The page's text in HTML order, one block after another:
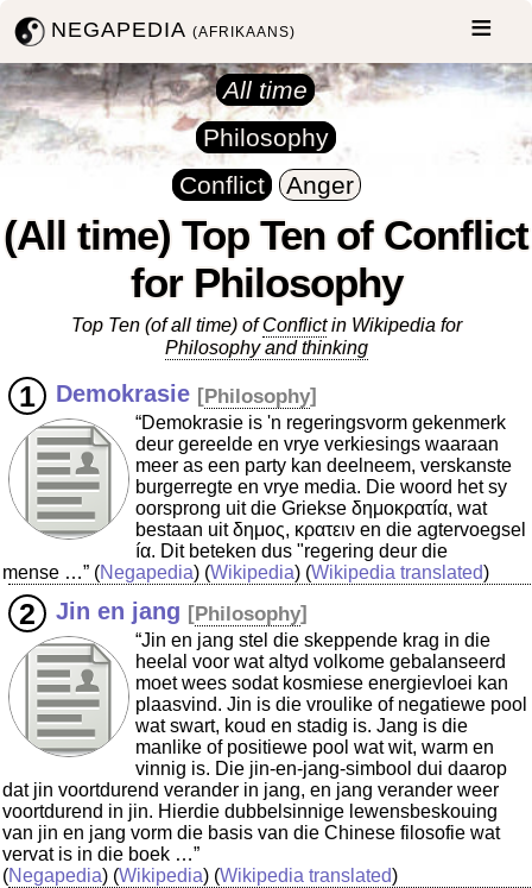
NEGAPEDIA(AFRIKAANS)
All time
Philosophy
Conflict
Anger
(All time) Top Ten of Conflict
for Philosophy
Top Ten (of all time) ofConflictin Wikipedia for
Philosophy and thinking
Demokrasie [Philosophy]
“Demokrasie is 'n regeringsvorm gekenmerk
deur gereelde en vrye verkiesings waaraan
meer as een party kan deelneem, verskanste
burgerregte en vrye media. Die woord het sy
oorsprong uit die Griekse δημοκρατíα, wat
bestaan uit δημος, κρατειν en die agtervoegsel
íα. Dit beteken dus "regering deur die
mense …” (Negapedia) (Wikipedia) (Wikipedia translated)
Jin en jang [Philosophy]
“Jin en jang stel die skeppende krag in die
heelal voor wat altyd volkome gebalanseerd
moet wees sodat kosmiese energievloei kan
plaasvind. Jin is die vroulike of negatiewe pool
wat swart, koud en stadig is. Jang is die
manlike of positiewe pool wat wit, warm en
vinnig is. Die jin-en-jang-simbool dui daarop
dat jin voortdurend verander in jang, en jang verander weer
voortdurend in jin. Hierdie dubbelsinnige lewensbeskouing
van jin en jang vorm die basis van die Chinese filosofie wat
vervat is in die boek …”
(Negapedia) (Wikipedia) (Wikipedia translated)